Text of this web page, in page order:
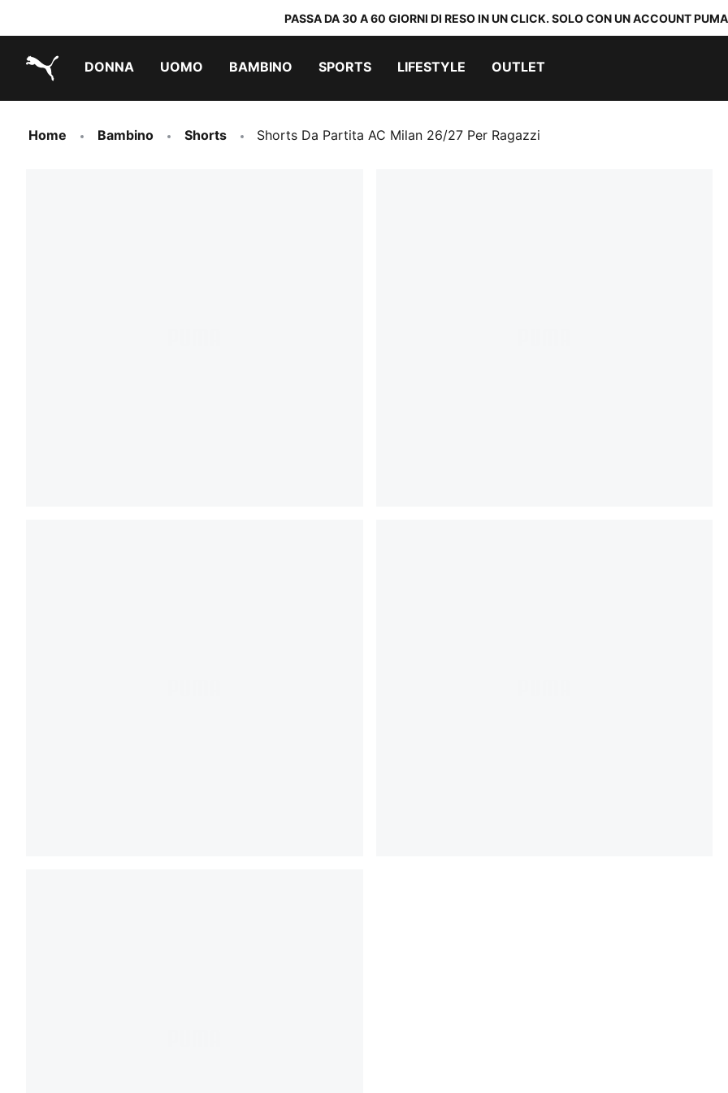
PASSA DA 30 A 60 GIORNI DI RESO IN UN CLICK. SOLO CON UN ACCOUNT
DONNA UOMO BAMBINO SPORTS LIFESTYLE OUTLET
Home Bambino Shorts Shorts Da Partita AC Milan 26/27 Per Ragazzi